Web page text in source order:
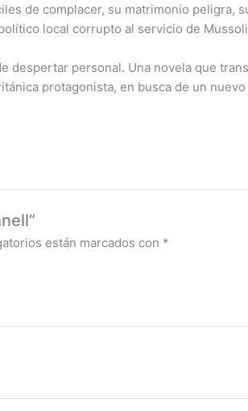
de complacer, su matrimonio peligra,
local corrupto al servicio de
despertar personal. Una novela que
protagonista, en busca de un
están marcados con *